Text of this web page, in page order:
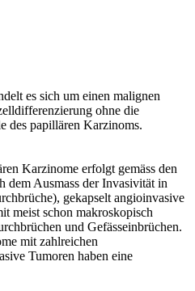
es sich um einen malignen
ohne die
des papillären Karzinoms.
Karzinome erfolgt gemäss den
Ausmass der Invasivität in
gekapselt angioinvasive
meist schon makroskopisch
und Gefässeinbrüchen.
mit zahlreichen
Tumoren haben eine